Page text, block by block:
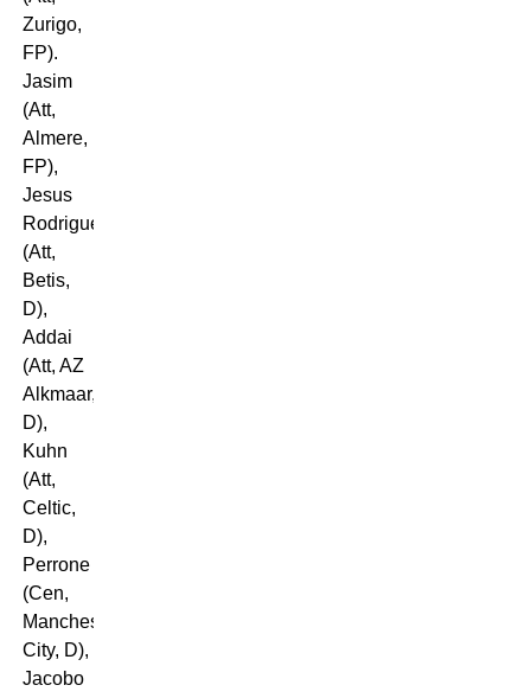
Zurigo,
FP).
Jasim
(Att,
Almere,
FP),
Jesus
Rodriguez
(Att,
Betis,
D),
Addai
(Att, AZ
Alkmaar,
D),
Kuhn
(Att,
Celtic,
D),
Perrone
(Cen,
Manchester
City, D),
Jacobo